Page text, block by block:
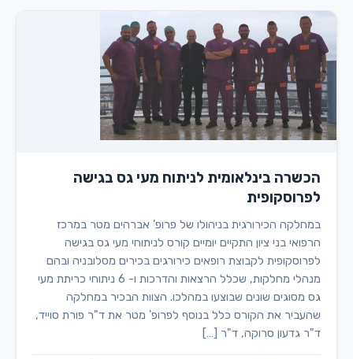
הכשרה בינלאומית לניתוח מעי גס בגישה
לפרוסקופית
במחלקה הכירורגית בניהולו של פרופ' אברהים מטר במרכז
הרפואי בני ציון התקיים יומיים קורס לניתוחי מעי גס בגישה
לפרוסקופית לקבוצת רופאים כירורגים בכירים מסלובניה ובהם
מנהלי מחלקות, שכלל הרצאות והדרכות ו- 6 ניתוחי כריתת מעי
גס מסוגים שונים שבוצעו במהלכו. הצוות הבכיר במחלקה
שהעביר את הקורס כלל בנוסף לפרופ' מטר את ד"ר פורת סוייד,
ד"ר גדעון סרוקה, ד"ר […]